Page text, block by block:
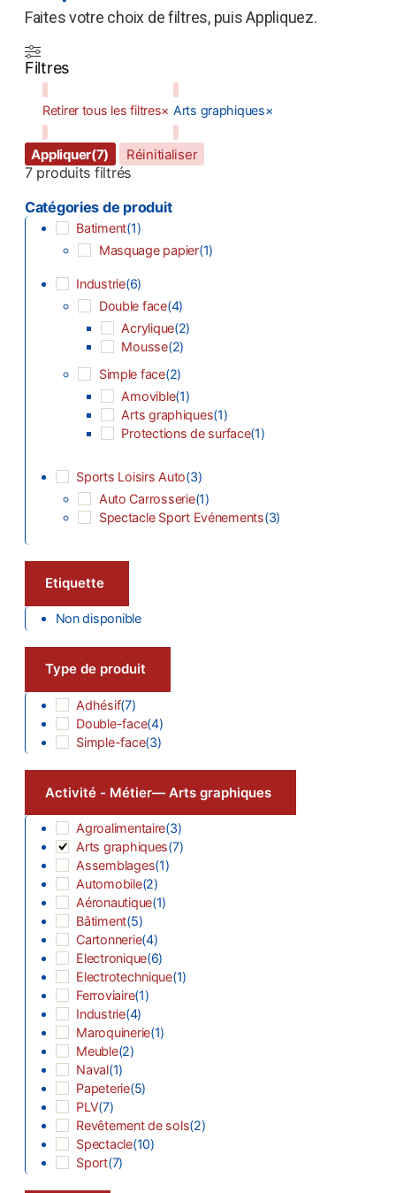
Faites votre choix de filtres, puis Appliquez.
Filtres
Retirer tous les filtres× Arts graphiques×
7produits filtrés
Catégories de produit
Batiment(1)
Masquage papier(1)
Industrie(6)
Double face(4)
Acrylique(2)
Mousse(2)
Simple face(2)
Amovible(1)
Arts graphiques(1)
Protections de surface(1)
Sports Loisirs Auto(3)
Auto Carrosserie(1)
Spectacle Sport Evénements(3)
Etiquette
Non disponible
Type de produit
Adhésif(7)
Double-face(4)
Simple-face(3)
Activité - Métier— Arts graphiques
Agroalimentaire(3)
Arts graphiques(7)
Assemblages(1)
Automobile(2)
Aéronautique(1)
Bâtiment(5)
Cartonnerie(4)
Electronique(6)
Electrotechnique(1)
Ferroviaire(1)
Industrie(4)
Maroquinerie(1)
Meuble(2)
Naval(1)
Papeterie(5)
PLV(7)
Revêtement de sols(2)
Spectacle(10)
Sport(7)
Appliquer(7) Réinitialiser